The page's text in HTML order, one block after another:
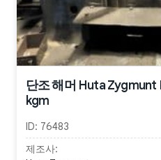
단조 해머 Huta Zygmunt
kgm
ID: 76483
제조사: